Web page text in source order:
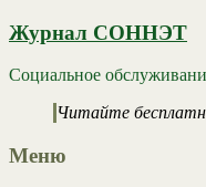
Журнал СОННЭТ
Социальное
Читайте
Меню